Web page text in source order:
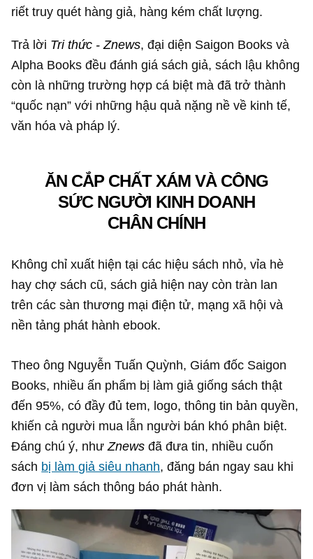
riết truy quét hàng giả, hàng kém chất lượng.
Trả lời Tri thức - Znews, đại diện Saigon Books và
Alpha Books đều đánh giá sách giả, sách lậu không
còn là những trường hợp cá biệt mà đã trở thành
“quốc nạn” với những hậu quả nặng nề về kinh tế,
văn hóa và pháp lý.
ĂN CẮP CHẤT XÁM VÀ CÔNG
SỨC NGƯỜI KINH DOANH
CHÂN CHÍNH
Không chỉ xuất hiện tại các hiệu sách nhỏ, vỉa hè
hay chợ sách cũ, sách giả hiện nay còn tràn lan
trên các sàn thương mại điện tử, mạng xã hội và
nền tảng phát hành ebook.
Theo ông Nguyễn Tuấn Quỳnh, Giám đốc Saigon
Books, nhiều ấn phẩm bị làm giả giống sách thật
đến 95%, có đầy đủ tem, logo, thông tin bản quyền,
khiến cả người mua lẫn người bán khó phân biệt.
Đáng chú ý, nhưZnewsđã đưa tin, nhiều cuốn
sách bị làm giả siêu nhanh, đăng bán ngay sau khi
đơn vị làm sách thông báo phát hành.